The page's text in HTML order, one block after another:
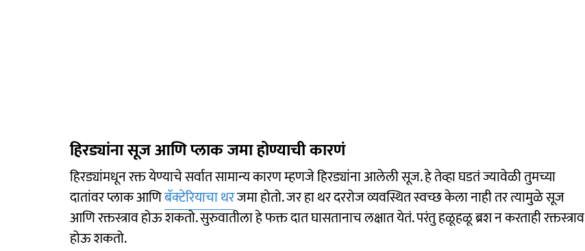
हिरड्यांना सूज आणि प्लाक जमा होण्याची कारणं
हिरड्यांमधून रक्त येण्याचे सर्वात सामान्य कारण म्हणजे हिरड्यांना आलेली सूज. हे तेव्हा घडतं ज्यावेळी तुमच्या
दातांवर प्लाक आणिबॅक्टेरियाचा थरजमा होतो. जर हा थर दररोज व्यवस्थित स्वच्छ केला नाही तर त्यामुळे सूज
आणि रक्तस्त्राव होऊ शकतो. सुरुवातीला हे फक्त दात घासतानाच लक्षात येतं. परंतु हळूहळू ब्रश न करताही रक्तस्त्राव
होऊ शकतो.